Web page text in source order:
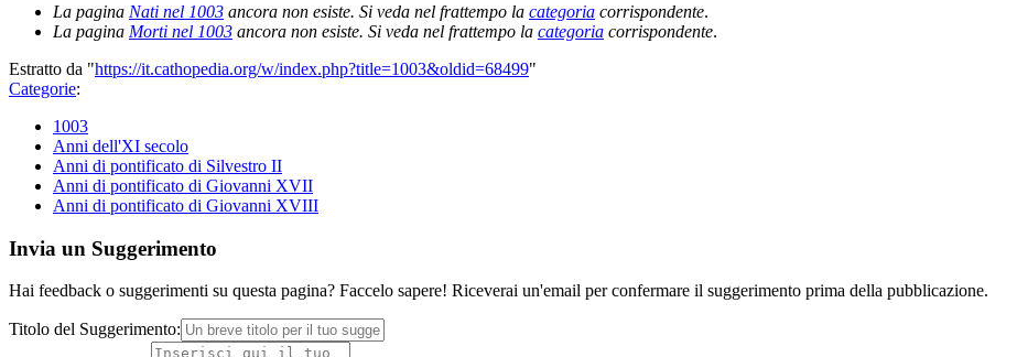
La pagina Nati nel 1003 ancora non esiste. Si veda nel frattempo la categoria corrispondente.
La pagina Morti nel 1003 ancora non esiste. Si veda nel frattempo la categoria corrispondente.
Estratto da "https://it.cathopedia.org/w/index.php?title=1003&oldid=68499"
Categorie:
1003
Anni dell'XI secolo
Anni di pontificato di Silvestro II
Anni di pontificato di Giovanni XVII
Anni di pontificato di Giovanni XVIII
Invia un Suggerimento
Hai feedback o suggerimenti su questa pagina? Faccelo sapere! Riceverai un'email per confermare il suggerimento prima della pubblicazione.
Titolo del Suggerimento: